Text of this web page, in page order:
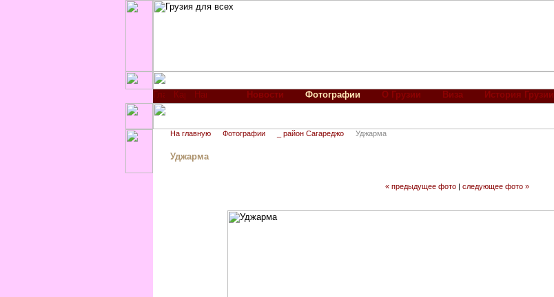
Новости Фотографии О Грузии Виза История Грузии
На главную Фотографии _ район Сагареджо Уджарма
Уджарма
« предыдущее фото | следующее фото »